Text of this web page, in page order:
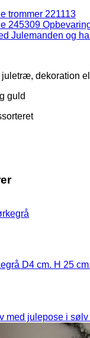
juletræ, dekoration
guld
D4 cm. H 25 cm.